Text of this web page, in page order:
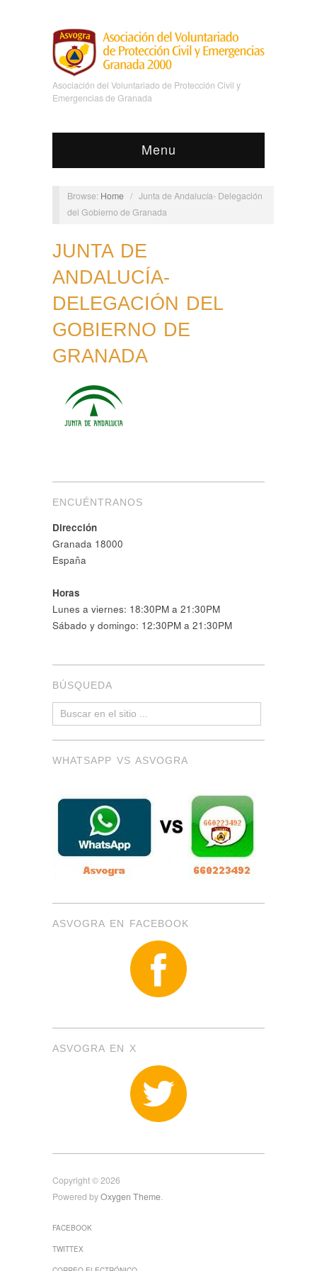
Asociación del Voluntariado de Protección Civil y
Emergencias de Granada
Menu
Browse: Home / Junta de Andalucía- Delegación
del Gobierno de Granada
JUNTA DE
ANDALUCÍA-
DELEGACIÓN DEL
GOBIERNO DE
GRANADA
ENCUÉNTRANOS
Dirección
Granada 18000
España
Horas
Lunes a viernes: 18:30PM a 21:30PM
Sábado y domingo: 12:30PM a 21:30PM
BÚSQUEDA
WHATSAPP VS ASVOGRA
ASVOGRA EN FACEBOOK
ASVOGRA EN X
Copyright © 2026
Powered byOxygen Theme.
FACEBOOK
TWITTEX